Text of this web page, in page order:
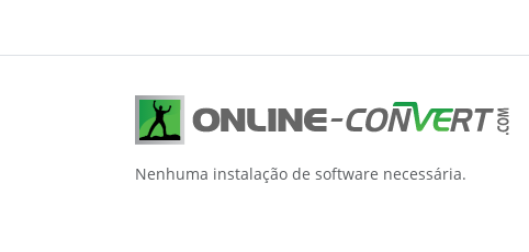
Nenhuma instalação de software necessária.